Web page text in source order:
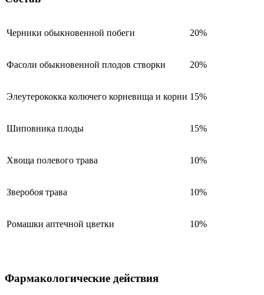
Черники обыкновенной побеги 20%
Фасоли обыкновенной плодов створки 20%
Элеутерококка колючего корневища и корни 15%
Шиповника плоды 15%
Хвоща полевого трава 10%
Зверобоя трава 10%
Ромашки аптечной цветки 10%
Фармакологические действия